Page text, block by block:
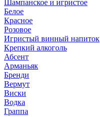
Шампанское и игристое
Белое
Красное
Розовое
Игристый винный напиток
Крепкий алкоголь
Абсент
Арманьяк
Бренди
Вермут
Виски
Водка
Граппа